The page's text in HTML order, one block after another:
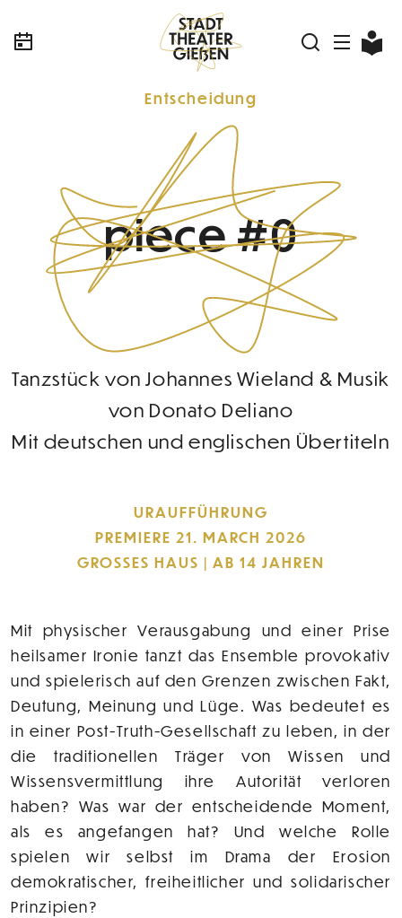
Entscheidung
piece #0
Tanzstück von Johannes Wieland & Musik
von Donato Deliano
Mit deutschen und englischen Übertiteln
URAUFFÜHRUNG
PREMIERE 21. MARCH 2026
GROSSES HAUS
AB 14 JAHREN
Mit physischer Verausgabung und einer Prise
heilsamer Ironie tanzt das Ensemble provokativ
und spielerisch auf den Grenzen zwischen Fakt,
Deutung, Meinung und Lüge. Was bedeutet es
in einer Post-Truth-Gesellschaft zu leben, in der
die traditionellen Träger von Wissen und
Wissensvermittlung ihre Autorität verloren
haben? Was war der entscheidende Moment,
als es angefangen hat? Und welche Rolle
spielen wir selbst im Drama der Erosion
demokratischer, freiheitlicher und solidarischer
Prinzipien?